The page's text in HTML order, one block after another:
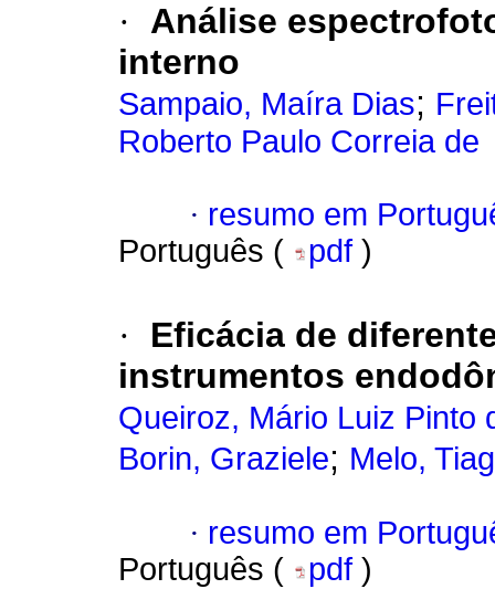
·
Análise
interno
Sampaio, Maíra Dias;
Roberto Paulo Correia de
· resumo em
Português (
pdf )
·
Eficácia de
instrumentos
Queiroz, Mário Luiz Pinto
Borin, Graziele; Melo,
· resumo em
Português (
pdf )